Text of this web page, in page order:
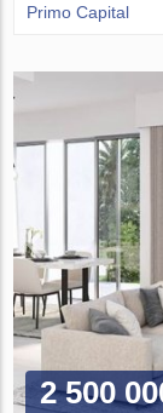
Primo Capital
2 500